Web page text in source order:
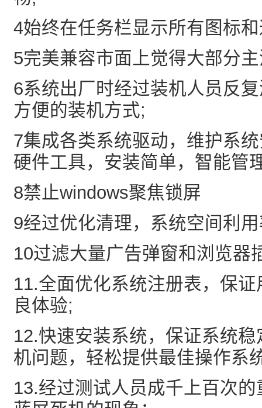
4始终在任务栏显示所有图标
5完美兼容市面上觉得大部分
6系统出厂时经过装机人员反
方便的装机方式;
7集成各类系统驱动，维护系
硬件工具，安装简单，智能管
8禁止windows聚焦锁屏
9经过优化清理，系统空间利
10过滤大量广告弹窗和浏览器
11.全面优化系统注册表，保
良体验;
12.快速安装系统，保证系统
机问题，轻松提供最佳操作系
13.经过测试人员成千上百次